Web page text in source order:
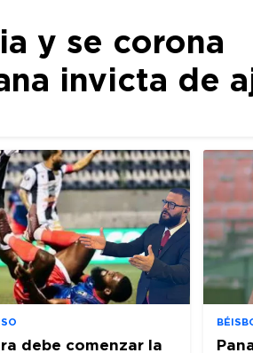
y se corona
invicta de
debe comenzar la